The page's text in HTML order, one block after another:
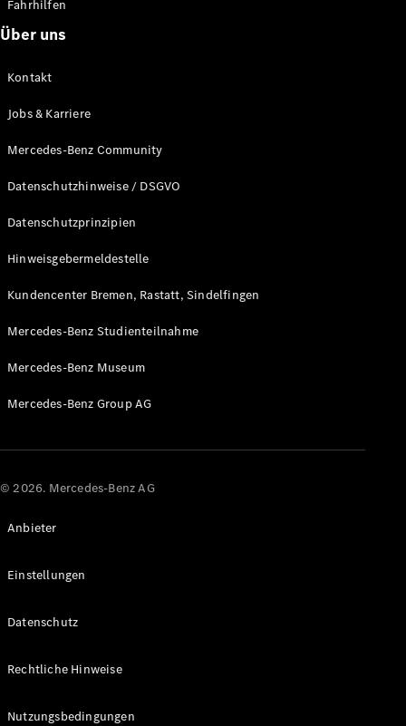
Fahrhilfen
Über uns
Kontakt
Jobs & Karriere
Mercedes-Benz Community
Datenschutzhinweise / DSGVO
Datenschutzprinzipien
Hinweisgebermeldestelle
Kundencenter Bremen, Rastatt, Sindelfingen
Mercedes-Benz Studienteilnahme
Mercedes-Benz Museum
Mercedes-Benz Group AG
© 2026. Mercedes-Benz AG
Anbieter
Einstellungen
Datenschutz
Rechtliche Hinweise
Nutzungsbedingungen